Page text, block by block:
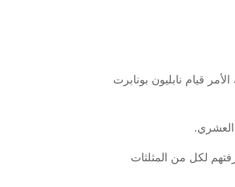
قيام نابليون بونابرت
العشري.
لكل من المثلثات